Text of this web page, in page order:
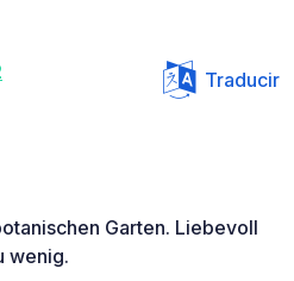
Traducir
Garten. Liebevoll
wenig.